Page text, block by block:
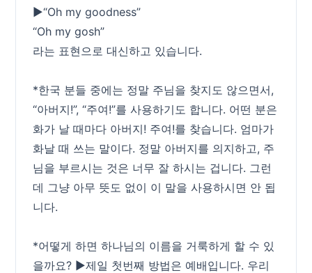
▶“Oh my goodness”
“Oh my gosh”
라는 표현으로 대신하고 있습니다.
*한국 분들 중에는 정말 주님을 찾지도 않으면서,
“아버지!”, “주여!”를 사용하기도 합니다. 어떤 분은
화가 날 때마다 아버지! 주여!를 찾습니다. 엄마가
화날 때 쓰는 말이다. 정말 아버지를 의지하고, 주
님을 부르시는 것은 너무 잘 하시는 겁니다. 그런
데 그냥 아무 뜻도 없이 이 말을 사용하시면 안 됩
니다.
*어떻게 하면 하나님의 이름을 거룩하게 할 수 있
을까요? ▶제일 첫번째 방법은 예배입니다. 우리